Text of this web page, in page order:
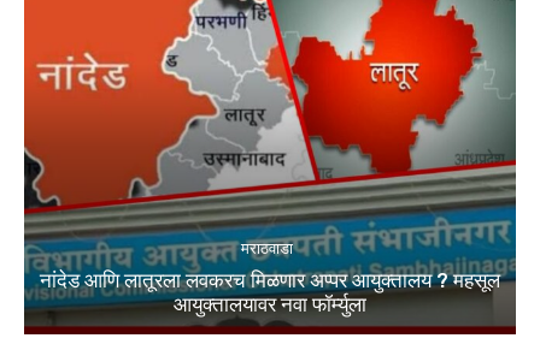
मराठवाडा
नांदेड आणि लातूरला लवकरच मिळणार अप्पर आयुक्तालय ? महसूल
आयुक्तालयावर नवा फॉर्म्युला